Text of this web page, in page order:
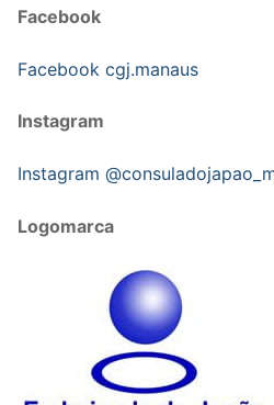
Facebook
Facebook cgj.manaus
Instagram
Instagram
Logomarca